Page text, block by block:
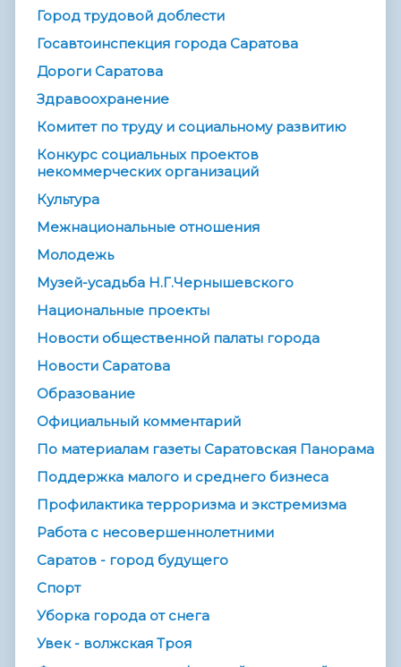
Город трудовой доблести
Госавтоинспекция города Саратова
Дороги Саратова
Здравоохранение
Комитет по труду и социальному развитию
Конкурс социальных проектов
некоммерческих организаций
Культура
Межнациональные отношения
Молодежь
Музей-усадьба Н.Г.Чернышевского
Национальные проекты
Новости общественной палаты города
Новости Саратова
Образование
Официальный комментарий
По материалам газеты Саратовская Панорама
Поддержка малого и среднего бизнеса
Профилактика терроризма и экстремизма
Работа с несовершеннолетними
Саратов - город будущего
Спорт
Уборка города от снега
Увек - волжская Троя